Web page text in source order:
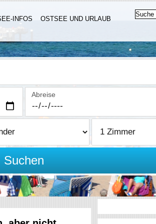
INFOS
OSTSEE UND URLAUB
Abreise
Suchen